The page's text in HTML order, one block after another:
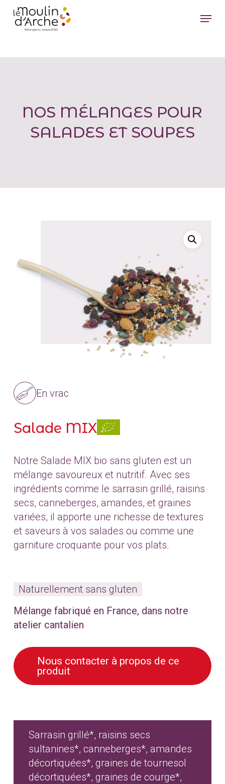
Passer
contenu
Menu
NOS MÉLANGES POUR
SALADES ET SOUPES
En vrac
Salade MIX
Notre Salade MIX bio sans gluten est un
mélange savoureux et nutritif. Avec ses
ingrédients comme le sarrasin grillé, raisins
secs, canneberges, amandes, et graines
variées, il apporte une richesse de textures
et saveurs à vos salades ou comme une
garniture croquante pour vos plats.
Naturellement sans gluten
Mélange fabriqué en France, dans notre
atelier cantalien
Nous contacter à propos de ce
produit
Sarrasin grillé*, raisins secs
sultanines*, canneberges*, amandes
décortiquées*, graines de tournesol
décortiquées*, graines de courge*,
menu